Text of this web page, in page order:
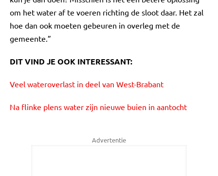
om het water af te voeren richting de sloot daar. Het zal
hoe dan ook moeten gebeuren in overleg met de
gemeente.”
DIT VIND JE OOK INTERESSANT:
Veel wateroverlast in deel van West-Brabant
Na flinke plens water zijn nieuwe buien in aantocht
Advertentie